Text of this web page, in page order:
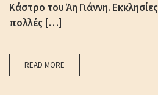
Κάστρο του Άη Γιάννη.
πολλές […]
READ MORE